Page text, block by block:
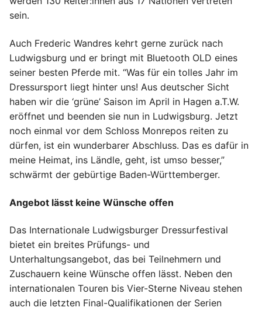
sein.
Auch Frederic Wandres kehrt gerne zurück nach
Ludwigsburg und er bringt mit Bluetooth OLD eines
seiner besten Pferde mit. “Was für ein tolles Jahr im
Dressursport liegt hinter uns! Aus deutscher Sicht
haben wir die ‘grüne’ Saison im April in Hagen a.T.W.
eröffnet und beenden sie nun in Ludwigsburg. Jetzt
noch einmal vor dem Schloss Monrepos reiten zu
dürfen, ist ein wunderbarer Abschluss. Das es dafür in
meine Heimat, ins Ländle, geht, ist umso besser,”
schwärmt der gebürtige Baden-Württemberger.
Angebot lässt keine Wünsche offen
Das Internationale Ludwigsburger Dressurfestival
bietet ein breites Prüfungs- und
Unterhaltungsangebot, das bei Teilnehmern und
Zuschauern keine Wünsche offen lässt. Neben den
internationalen Touren bis Vier-Sterne Niveau stehen
auch die letzten Final-Qualifikationen der Serien